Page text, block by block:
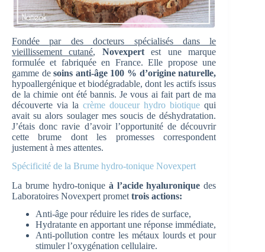
Fondée par des docteurs spécialisés dans le
vieillissement cutané, Novexpertest une marque
formulée et fabriquée en France. Elle propose une
gamme desoins anti-âge 100 % d’origine naturelle,
hypoallergénique et biodégradable, dont les actifs issus
de la chimie ont été bannis. Je vous ai fait part de ma
découverte via lacrème douceur hydro biotique qui
avait su alors soulager mes soucis de déshydratation.
J’étais donc ravie d’avoir l’opportunité de découvrir
cette brume dont les promesses correspondent
justement à mes attentes.
Spécificité de la Brume hydro-tonique Novexpert
La brume hydro-toniqueà l’acide hyaluroniquedes
Laboratoires Novexpert promet trois actions:
Anti-âge pour réduire les rides de surface,
Hydratante en apportant une réponse immédiate,
Anti-pollution contre les métaux lourds et pour
stimuler l’oxygénation cellulaire.